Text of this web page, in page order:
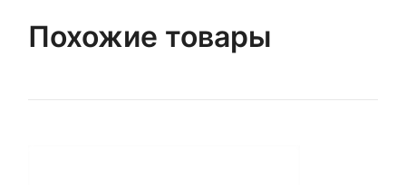
Похожие товары